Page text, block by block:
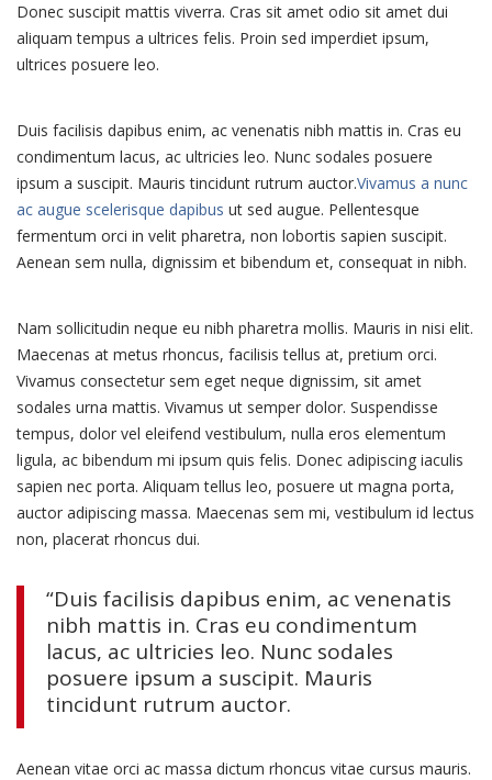
Donec suscipit mattis viverra. Cras sit amet odio sit amet dui
aliquam tempus a ultrices felis. Proin sed imperdiet ipsum,
ultrices posuere leo.
Duis facilisis dapibus enim, ac venenatis nibh mattis in. Cras eu
condimentum lacus, ac ultricies leo. Nunc sodales posuere
ipsum a suscipit. Mauris tincidunt rutrum auctor.Vivamus a nunc
ac augue scelerisque dapibus ut sed augue. Pellentesque
fermentum orci in velit pharetra, non lobortis sapien suscipit.
Aenean sem nulla, dignissim et bibendum et, consequat in nibh.
Nam sollicitudin neque eu nibh pharetra mollis. Mauris in nisi elit.
Maecenas at metus rhoncus, facilisis tellus at, pretium orci.
Vivamus consectetur sem eget neque dignissim, sit amet
sodales urna mattis. Vivamus ut semper dolor. Suspendisse
tempus, dolor vel eleifend vestibulum, nulla eros elementum
ligula, ac bibendum mi ipsum quis felis. Donec adipiscing iaculis
sapien nec porta. Aliquam tellus leo, posuere ut magna porta,
auctor adipiscing massa. Maecenas sem mi, vestibulum id lectus
non, placerat rhoncus dui.
“Duis facilisis dapibus enim, ac venenatis
nibh mattis in. Cras eu condimentum
lacus, ac ultricies leo. Nunc sodales
posuere ipsum a suscipit. Mauris
tincidunt rutrum auctor.
Aenean vitae orci ac massa dictum rhoncus vitae cursus mauris.